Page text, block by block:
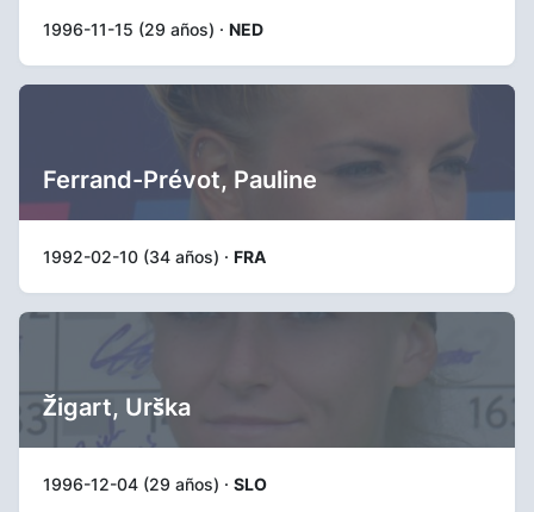
1996-11-15 (29 años) · NED
Ferrand-Prévot, Pauline
1992-02-10 (34 años) · FRA
Žigart, Urška
1996-12-04 (29 años) · SLO